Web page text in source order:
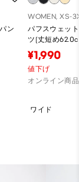
ン
WOMEN, XS-
パフスウェッ
ツ(丈短め
¥1,990
値下げ
オンライン商品
ワイド